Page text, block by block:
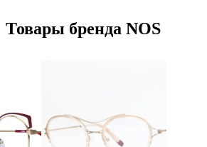
Товары бренда NOS